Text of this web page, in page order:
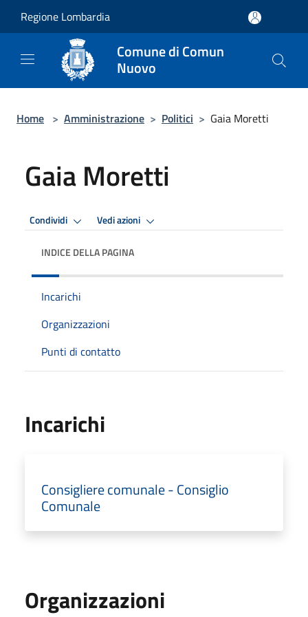
Regione Lombardia
Comune di Comun
Nuovo
Home > Amministrazione > Politici > Gaia Moretti
Gaia Moretti
Condividi Vedi azioni
INDICE DELLA PAGINA
Incarichi
Organizzazioni
Punti di contatto
Incarichi
Consigliere comunale - Consiglio
Comunale
Organizzazioni